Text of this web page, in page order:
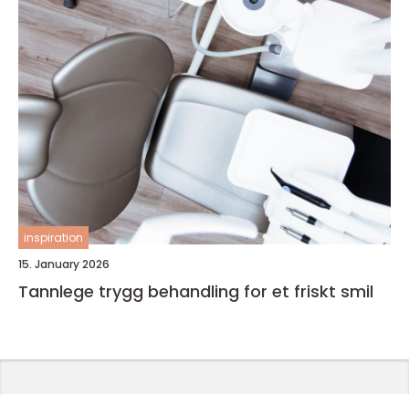
inspiration
15. January 2026
Tannlege trygg behandling for et friskt smil